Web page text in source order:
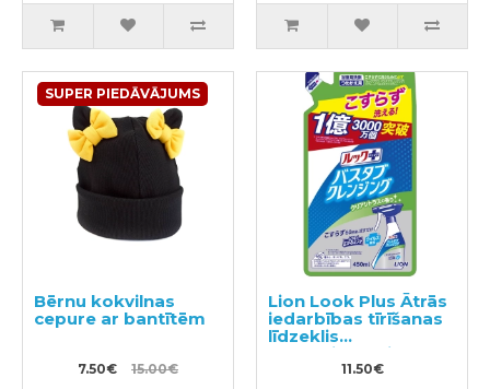
SUPER PIEDĀVĀJUMS
Bērnu kokvilnas
cepure ar bantītēm
7.50€ 15.00€
Lion Look Plus Ātrās
iedarbības tīrīšanas
līdzeklis
vannasistabai ar
citrusaugļu aromātu,
11.50€